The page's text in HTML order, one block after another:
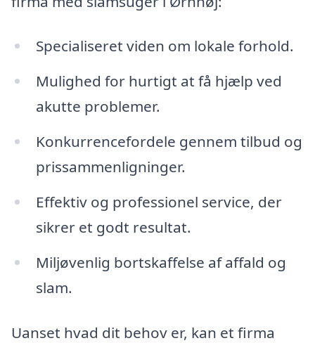
Specialiseret viden om lokale forhold.
Mulighed for hurtigt at få hjælp ved
akutte problemer.
Konkurrencefordele gennem tilbud og
prissammenligninger.
Effektiv og professionel service, der
sikrer et godt resultat.
Miljøvenlig bortskaffelse af affald og
slam.
Uanset hvad dit behov er, kan et firma